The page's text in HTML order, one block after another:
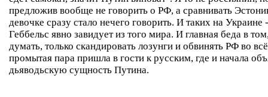
предложив вообще не говорить о РФ, а сравнивать
девочке сразу стало нечего говорить. И таких на
Геббельс явно завидует из того мира. И главная беда в
думать, только скандировать лозунги и обвинять РФ во
промытая пара пришла в гости к русским, где и начала
дьяводьскую сущность Путина.